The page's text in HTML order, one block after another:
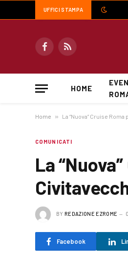
UFFICI STAMPA
FacebookRSS
HOME
Home » La “Nuova” Cruise
COMUNICATI
La
BY REDAZIONE EZROME
Facebook